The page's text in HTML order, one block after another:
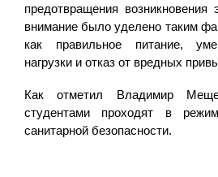
предотвращения возникновения
внимание было уделено таким
как правильное питание,
нагрузки и отказ от вредных
Как отметил Владимир
студентами проходят в
санитарной безопасности.